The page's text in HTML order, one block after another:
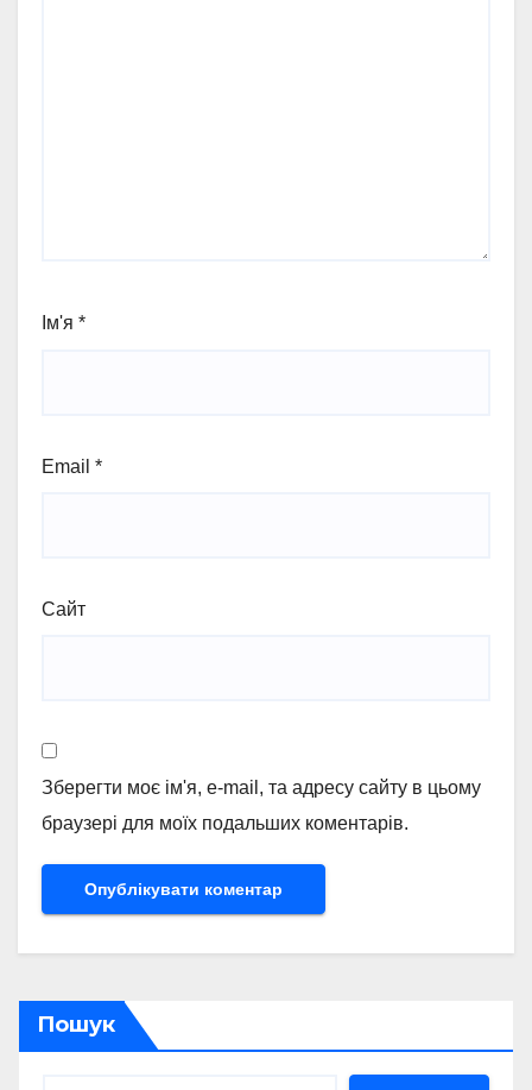
Ім'я *
Email *
Сайт
Зберегти моє ім'я, e-mail, та адресу сайту в цьому
браузері для моїх подальших коментарів.
Пошук